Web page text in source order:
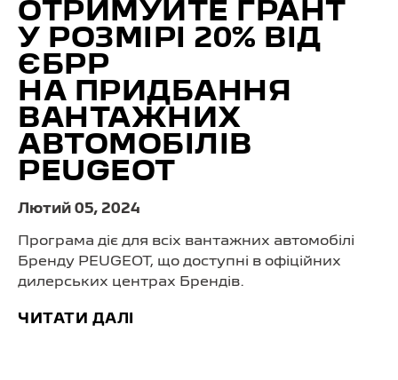
ОТРИМУЙТЕ ГРАНТ
У РОЗМІРІ 20% ВІД
ЄБРР
НА ПРИДБАННЯ
ВАНТАЖНИХ
АВТОМОБІЛІВ
PEUGEOT
Лютий 05, 2024
Програма діє для всіх вантажних автомобілі
Бренду PEUGEOT, що доступні в офіційних
дилерських центрах Брендів.
ЧИТАТИ ДАЛІ